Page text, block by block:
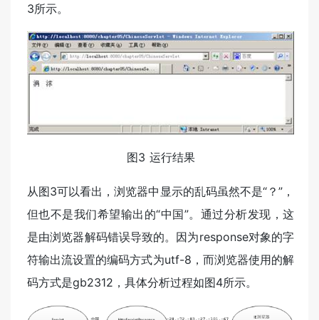
3所示。
图3 运行结果
从图3可以看出，浏览器中显示的乱码虽然不是“？”，
但也不是我们希望输出的“中国”。通过分析发现，这
是由浏览器解码错误导致的。因为response对象的字
符输出流设置的编码方式为utf-8，而浏览器使用的解
码方式是gb2312，具体分析过程如图4所示。